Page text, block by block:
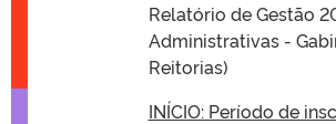
Relatório de Gestão
Administrativas -
Reitorias)
INÍCIO: Período de